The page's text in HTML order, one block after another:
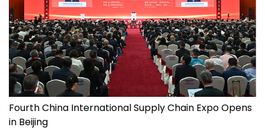
Fourth China International Supply Chain Expo Opens
in Beijing